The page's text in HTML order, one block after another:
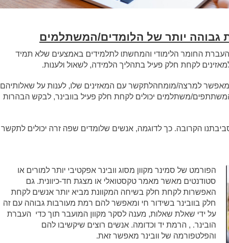
גבוהה יותר של הלומדים/המשתלמים
בהעברת החומר הלימודי והמחשתו לתלמידים באמצעים שלא תמיד
לקחת חלק פעיל בתהליך הלמידה, לשאול ולענות.
מאפשר למרצה/מומחהלתקשר עם המאזינים שלו, לענות על שאלותיהם
המשתתפים/משתלמים יכולים לקחת חלק פעיל בוובינר, לבקש הבהרות
הקרובה. כך לדוגמה, אנשים שלומדים שפה זרה יכולים לתקשר
הפורמט של סמינר מקוון מסוג וובינר אפקטיבי יותר למורים או
סטודנטים מאשר מאמר טקסטואלי או מצגת חד-כיוונית. גם
האפשרות לקחת חלק בשיחה המקוונת מביא יותר אנשים לקחת
חלק בוובינר בשידור חי ומאפשר להם רמת מעורבות גבוהה עם זה
על ידי שאלת שאלות, מענה לסקר מקוון המועבר תוך כדי העברת
הובינר. , הרמת יד וכדומה. אנשים רוצים שיקשיבו להם
והפלטפורמה של וובינר מאפשר זאת.